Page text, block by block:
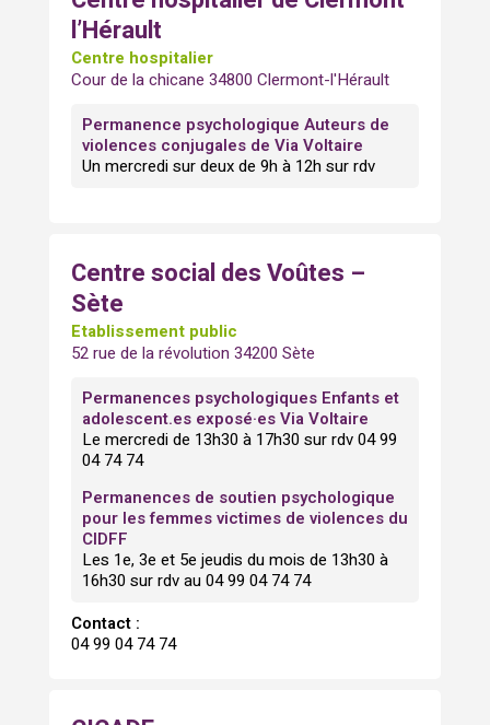
l’Hérault
Centre hospitalier
Cour de la chicane 34800 Clermont-l'Hérault
Permanence psychologique Auteurs de
violences conjugales de Via Voltaire
Un mercredi sur deux de 9h à 12h sur rdv
Centre social des Voûtes –
Sète
Etablissement public
52 rue de la révolution 34200 Sète
Permanences psychologiques Enfants et
adolescent.es exposé·es Via Voltaire
Le mercredi de 13h30 à 17h30 sur rdv 04 99
04 74 74
Permanences de soutien psychologique
pour les femmes victimes de violences du
CIDFF
Les 1e, 3e et 5e jeudis du mois de 13h30 à
16h30 sur rdv au 04 99 04 74 74
Contact :
04 99 04 74 74